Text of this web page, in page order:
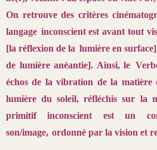
On retrouve des critères
langage inconscient est avant tout
[la réflexion de la lumière en
de lumière anéantie]. Ainsi, le
échos de la vibration de la matière
lumière du soleil, réfléchis sur la
primitif inconscient est un
son/image, ordonné par la vision et